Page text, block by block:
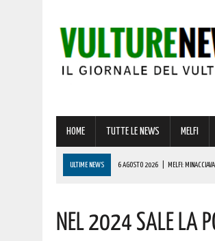
HOME TUTTE LE NEWS MELFI
ULTIME NEWS 6 AGOSTO 2026 MELFI:
6 AGOSTO 2026 | TRUFFA SPID, LA FALSA RICHIESTA DEL
Nel 2024 Sale La